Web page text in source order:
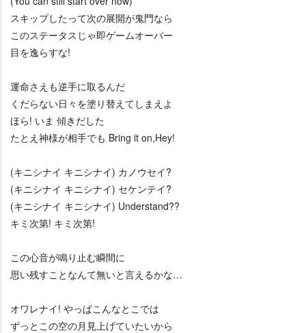
スキップしたって次の展開が鬼門なら
このステータスじゃ即ゲームオーバー
目を逸らすな!
運命さえも逆手に取るんだ
くだらない日々を塗り替えてしまえよ
ほら! いま 傾きだした
たとえ神様が相手でも Bring it on,Hey!
(キニシナイ キニシナイ) カノウセイ?
(キニシナイ キニシナイ) セケンテイ?
(キニシナイ キニシナイ) Understand??
キミ次第! キミ次第!
この心音が鳴り止む瞬間に
思い残すことなんて無いと言えるかな…
オワレナイ! やっぱこんなとこでは
ずっとこの空の月見上げていたいから